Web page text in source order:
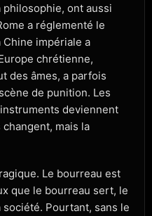
ont aussi
a réglementé le
impériale a
chrétienne,
des âmes, a parfois
de punition. Les
deviennent
mais la
Le bourreau est
que le bourreau sert, le
Pourtant, sans le